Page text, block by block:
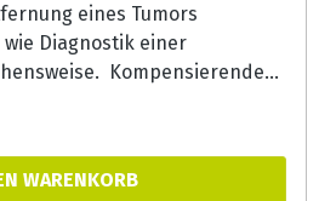
eines Tumors
Diagnostik einer
Kompensierende
ermöglichen oft früh
Konsistenzen. Der
das z.Zt. systematischste
und
WARENKORB